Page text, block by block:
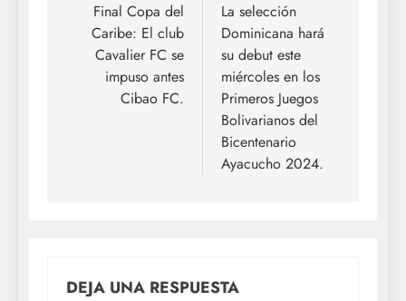
entradas
Final Copa del
Caribe: El club
Cavalier FC se
impuso antes
Cibao FC.
La selección
Dominicana hará
su debut este
miércoles en los
Primeros Juegos
Bolivarianos del
Bicentenario
Ayacucho 2024.
DEJA UNA RESPUESTA